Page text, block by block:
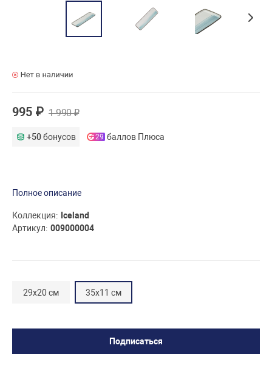
995 ₽ 1 990 ₽
+50бонусов 29 баллов Плюса
Полное описание
Коллекция
Iceland
Артикул 009000004
29x20 см 35x11 см
Подписаться